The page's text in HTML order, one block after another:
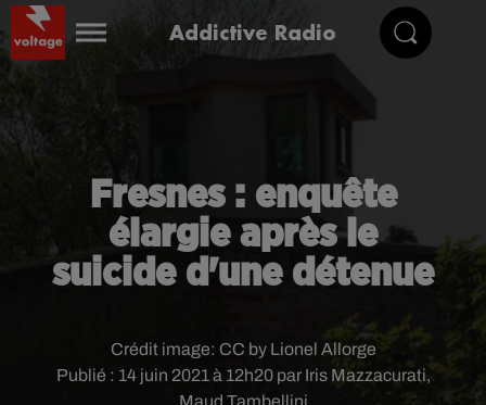
Addictive Radio
Fresnes : enquête
élargie après le
suicide d'une détenue
Publié : 14 juin 2021 à 12h20 par Iris Mazzacurati,
Maud Tambellini
Crédit image: CC by Lionel Allorge